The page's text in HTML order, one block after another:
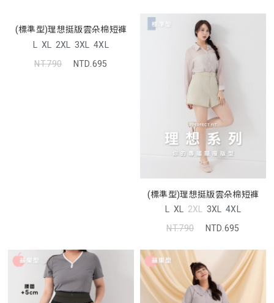
(標準型)理想挺版雲朵棉短褲
L XL 2XL 3XL 4XL
NT.790
NTD.695
(標準型)理想挺版雲朵棉短褲
L XL 2XL 3XL 4XL
NT.790
NTD.695